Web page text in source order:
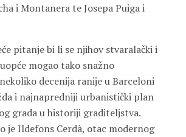
i Montanera te Josepa Puiga i
pitanje bi li se njihov stvaralački i
mogao tako snažno
decenija ranije u Barceloni
i najnapredniji urbanistički plan
grada u historiji graditeljstva.
je Ildefons Cerdà, otac modernog